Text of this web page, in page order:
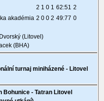
2 1 0 1 62:51 2
akadémia 2 0 0 2 49:77 0
(Litovel)
(BHA)
turnaj miniházené - Litovel
Bohunice - Tatran Litovel